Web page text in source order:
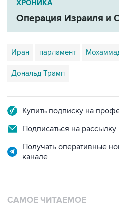
Иран парламент
Дональд Трамп
Подписаться на рассылку
Получать оперативные
Число пострадавших при